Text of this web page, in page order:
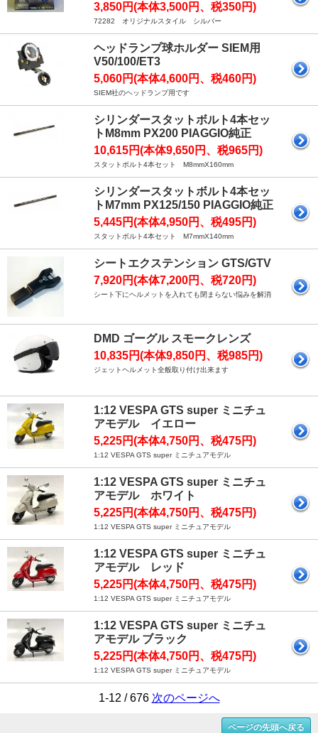
3,850円(本体3,500円、税350円)
72282 オリジナルスタイル シルバー
ヘッドランプ球ホルダー SIEM用
V50/100/ET3
5,060円(本体4,600円、税460円)
SIEM社のヘッドランプ用です
シリンダースタットボルト4本セッ
トM8mm PX200 PIAGGIO純正
10,615円(本体9,650円、税965円)
スタットボルト4本セット M8mmX160mm
シリンダースタットボルト4本セッ
トM7mm PX125/150 PIAGGIO純正
5,445円(本体4,950円、税495円)
スタットボルト4本セット M7mmX140mm
シートエクステンション GTS/GTV
7,920円(本体7,200円、税720円)
シート下にヘルメットを入れても閉まらない悩みを解消
DMD ゴーグル スモークレンズ
10,835円(本体9,850円、税985円)
ジェットヘルメット全般取り付け出来ます
1:12 VESPA GTS super ミニチュ
アモデル イエロー
5,225円(本体4,750円、税475円)
1:12 VESPA GTS super ミニチュアモデル
1:12 VESPA GTS super ミニチュ
アモデル ホワイト
5,225円(本体4,750円、税475円)
1:12 VESPA GTS super ミニチュアモデル
1:12 VESPA GTS super ミニチュ
アモデル レッド
5,225円(本体4,750円、税475円)
1:12 VESPA GTS super ミニチュアモデル
1:12 VESPA GTS super ミニチュ
アモデル ブラック
5,225円(本体4,750円、税475円)
1:12 VESPA GTS super ミニチュアモデル
1-12 / 676 次のページへ
ページの先頭へ戻る